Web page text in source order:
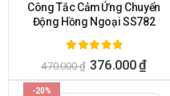
Công Tắc Cảm Ứng Chuyển
Động Hồng Ngoại SS782
ngoài 5
470.000₫ 376.000₫
-20%